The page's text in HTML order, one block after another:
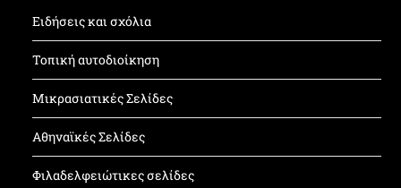
Ειδήσεις και σχόλια
Τοπική αυτοδιοίκηση
Μικρασιατικές Σελίδες
Αθηναϊκές Σελίδες
Φιλαδελφειώτικες σελίδες